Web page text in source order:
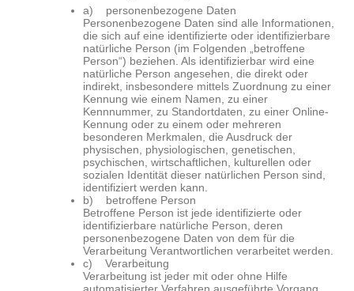
a) personenbezogene Daten
Personenbezogene Daten sind alle Informationen,
die sich auf eine identifizierte oder identifizierbare
natürliche Person (im Folgenden „betroffene
Person“) beziehen. Als identifizierbar wird eine
natürliche Person angesehen, die direkt oder
indirekt, insbesondere mittels Zuordnung zu einer
Kennung wie einem Namen, zu einer
Kennnummer, zu Standortdaten, zu einer Online-
Kennung oder zu einem oder mehreren
besonderen Merkmalen, die Ausdruck der
physischen, physiologischen, genetischen,
psychischen, wirtschaftlichen, kulturellen oder
sozialen Identität dieser natürlichen Person sind,
identifiziert werden kann.
b) betroffene Person
Betroffene Person ist jede identifizierte oder
identifizierbare natürliche Person, deren
personenbezogene Daten von dem für die
Verarbeitung Verantwortlichen verarbeitet werden.
c) Verarbeitung
Verarbeitung ist jeder mit oder ohne Hilfe